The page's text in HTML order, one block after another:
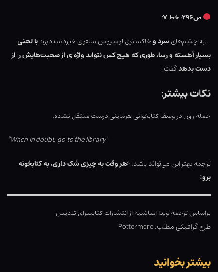
ص۲۹۶، خط ۷:
…به چشم‌هایسرد وخاکستری لوسیوس مالفوی خیره شده بودبا لحنی
بسیار آهسته و رسا، طوری که هیچ کس نتواند واژه‌ای از صحبت‌هایش را از
دست بدهدگفت:
نکات بیشتر:
جمله رون در وصف کتابخوانی هرماینی درست منتقل نشده.
“When in doubt, go to the library”
ترجمه بهتر این می‌تواند باشد: «هر وقت به چیزی شک داری، به کتابخونه
برو»
براساس ترجمه ویدا اسلامیه از انتشارات کتابسرای تندیس
طرح گرافیکی مطلب: Pottermore
بیشتر بخوانید